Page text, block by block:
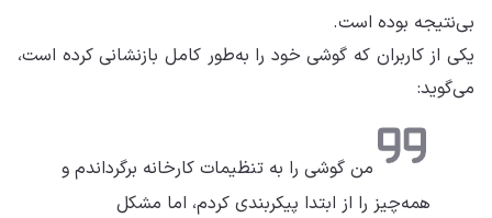
بی‌نتیجه بوده است.
یکی از کاربران که گوشی خود را به‌طور کامل بازنشانی کرده است،
می‌گوید:
من گوشی را به تنظیمات کارخانه برگرداندم و
همه‌چیز را از ابتدا پیکربندی کردم، اما مشکل